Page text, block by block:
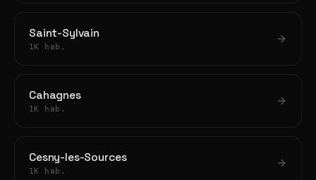
Saint-Sylvain
1K hab.
Cahagnes
1K hab.
Cesny-les-Sources
1K hab.